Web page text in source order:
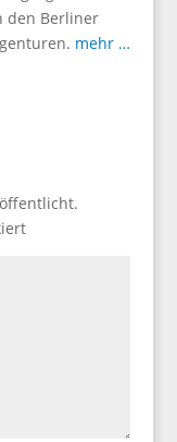
den Berliner
mehr …